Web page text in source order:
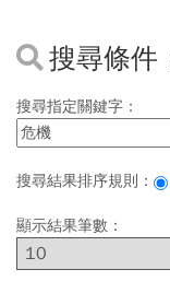
搜尋條件
搜尋指定關鍵字：
搜尋結果排序規則：
顯示結果筆數：